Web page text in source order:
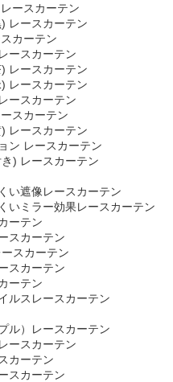
ースカーテン
レースカーテン
カーテン
ースカーテン
レースカーテン
レースカーテン
ースカーテン
スカーテン
レースカーテン
ン レースカーテン
) レースカーテン
い遮像レースカーテン
いミラー効果レースカーテン
ーテン
スカーテン
スカーテン
スカーテン
ーテン
ルスレースカーテン
ル）レースカーテン
ースカーテン
カーテン
スカーテン